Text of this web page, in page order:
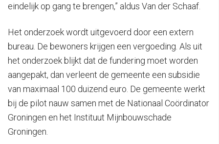
eindelijk op gang te brengen,” aldus Van der Schaaf.
Het onderzoek wordt uitgevoerd door een extern
bureau. De bewoners krijgen een vergoeding. Als uit
het onderzoek blijkt dat de fundering moet worden
aangepakt, dan verleent de gemeente een subsidie
van maximaal 100 duizend euro. De gemeente werkt
bij de pilot nauw samen met de Nationaal Coördinator
Groningen en het Instituut Mijnbouwschade
Groningen.